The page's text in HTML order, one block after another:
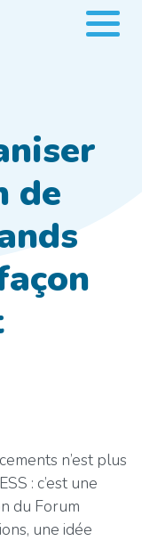
de
n’est plus
: c’est une
du Forum
une idée